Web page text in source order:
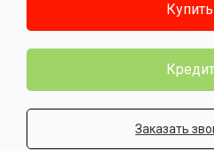
Купить
Кредит
Заказать